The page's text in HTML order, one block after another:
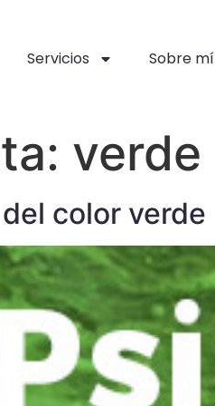
Servicios Sobre mí
verde
color verde